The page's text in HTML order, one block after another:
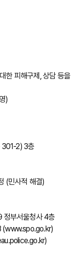
한 피해구제, 상담 등을
)
301-2) 3층
(민사적 해결)
정부서울청사 4층
(www.spo.go.kr)